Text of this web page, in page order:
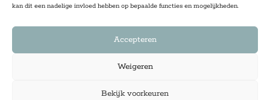
kan dit een nadelige invloed hebben op bepaalde functies en mogelijkheden.
Accepteren
Weigeren
Bekijk voorkeuren
DRwebdesign